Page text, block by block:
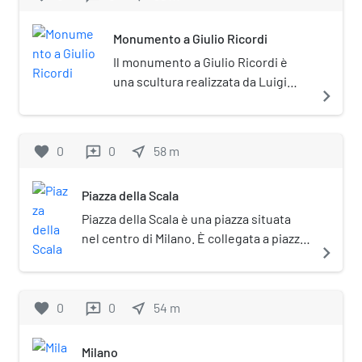
Monumento a Giulio Ricordi
Il monumento a Giulio Ricordi è
una scultura realizzata da Luigi
Ghiringhelli a Milano in prossimità
navigate_next
favorite 0 reviews 0 near_me 58 m
Piazza della Scala
Piazza della Scala è una piazza situata
nel centro di Milano. È collegata a piazza
Emanuele II.
navigate_next
favorite 0 reviews 0 near_me 54 m
Milano